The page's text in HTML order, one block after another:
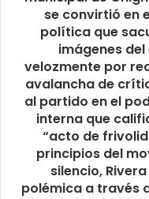
se convirtió en
política que
imágenes
velozmente por
avalancha de
al partido en el
interna que
“acto de
principios del
silencio,
polémica a través